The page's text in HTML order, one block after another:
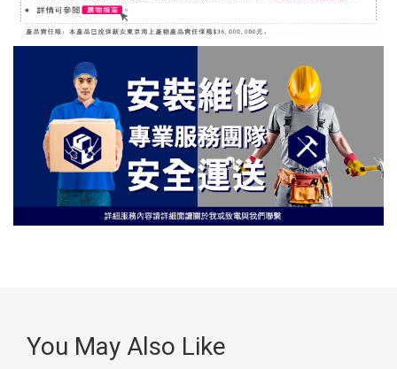
You May Also Like